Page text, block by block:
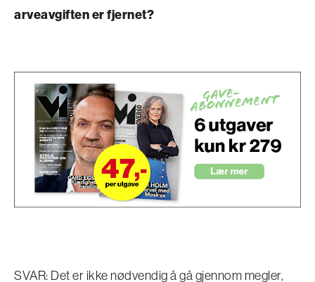
arveavgiften er fjernet?
SVAR: Det er ikke nødvendig å gå gjennom megler,